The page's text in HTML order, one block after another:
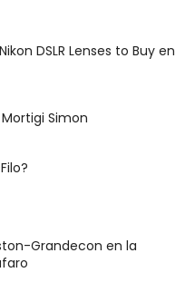
DSLR Lenses to Buy en
Simon
Grandecon en la